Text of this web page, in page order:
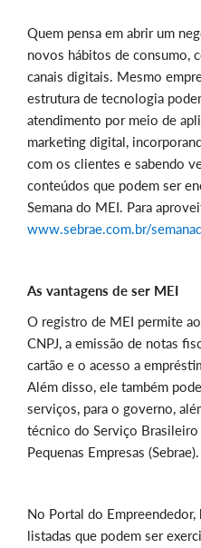
Quem pensa em abrir um
novos hábitos de consumo,
canais digitais. Mesmo
estrutura de tecnologia
atendimento por meio de
marketing digital,
com os clientes e sabendo
conteúdos que podem ser
Semana do MEI. Para
www.sebrae.com.br/
As vantagens de ser MEI
O registro de MEI permite
CNPJ, a emissão de notas
cartão e o acesso a
Além disso, ele também
serviços, para o governo,
técnico do Serviço
Pequenas Empresas (Sebrae).
No Portal do
listadas que podem ser